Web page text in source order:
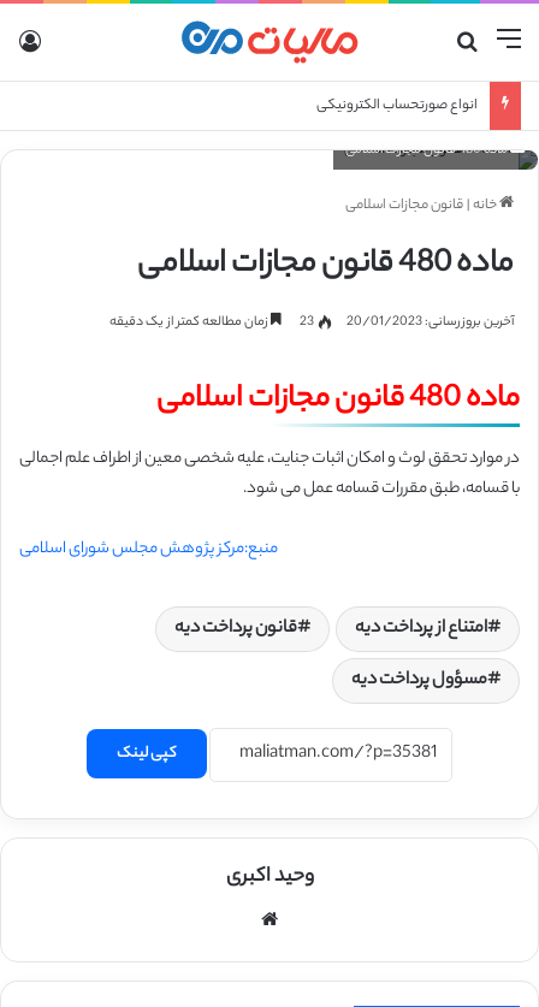
منو
انواع صورتحساب الکترونیکی
ماده 480 قانون مجازات اسلامی
خانه|قانون مجازات اسلامی
ماده 480 قانون مجازات اسلامی
آخرین بروزرسانی: 20/01/2023 23 زمان مطالعه کمتر از یک دقیقه
ماده 480 قانون مجازات اسلامی
در موارد تحقق لوث و امکان اثبات جنایت، علیه شخصی معین از اطراف علم اجمالی
با قسامه، طبق مقررات قسامه عمل می شود.
منبع:مرکز پژوهش مجلس شورای اسلامی
امتناع از پرداخت دیه
قانون پرداخت دیه
مسؤول پرداخت دیه
کپی لینک
وحید اکبری